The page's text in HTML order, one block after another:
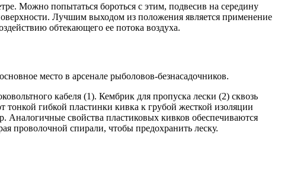
Можно попытаться бороться с этим, подвесив на середину
Лучшим выходом из положения является применение
обтекающего ее потока воздуха.
место в арсенале рыболовов-безнасадочников.
кабеля (1). Кембрик для пропуска лески (2) сквозь
гибкой пластинки кивка к грубой жесткой изоляции
свойства пластиковых кивков обеспечиваются
проволочной спирали, чтобы предохранить леску.